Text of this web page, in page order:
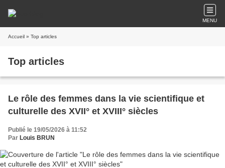
MENU
Accueil » Top articles
Top articles
Le rôle des femmes dans la vie scientifique et
culturelle des XVII° et XVIII° siècles
Publié le 19/05/2026 à 11:52
Par Louis BRUN